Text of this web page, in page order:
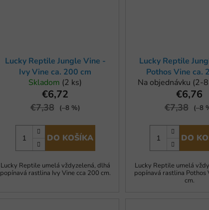
Lucky Reptile Jungle Vine -
Ivy Vine ca. 200 cm
Skladom (2 ks)
€6,72
€7,38 (–8 %)
DO KOŠÍKA
Lucky Reptile umelá vždyzelená, dlhá
popínavá rastlina Ivy Vine cca 200 cm.
Lucky Reptile
Pothos Vine ca.
Na objednávku (2-
€6,76
€7,38 (–8
DO
Lucky Reptile umelá
popínavá rastlina Pothos
cm.